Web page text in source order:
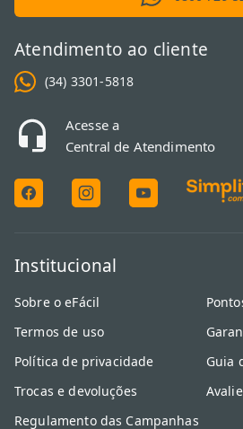
Atendimento ao cliente
(34) 3301-5818
Acesse a
Central de Atendimento
Institucional
Sobre o eFácil
Termos de uso
Política de privacidade
Trocas e devoluções
Regulamento das Campanhas
Guia